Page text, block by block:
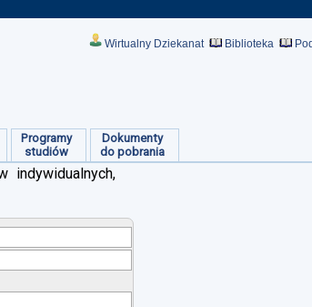
Wirtualny Dziekanat Biblioteka
Programy
studiów
Dokumenty
do pobrania
indywidualnych,